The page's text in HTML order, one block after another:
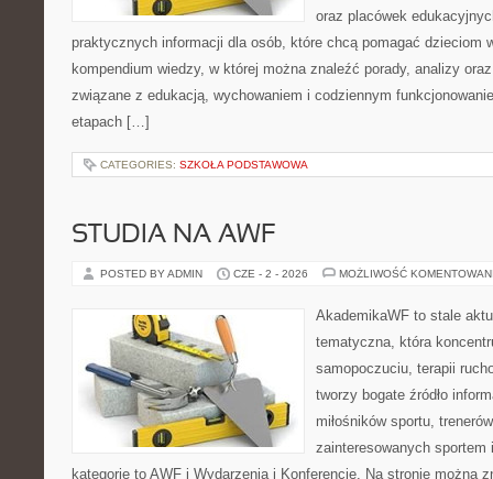
oraz placówek
praktycznych informacji dla osób, które chcą pomagać dzieciom
kompendium wiedzy, w której można znaleźć porady, analizy
związane z edukacją, wychowaniem i codziennym
etapach […]
CATEGORIES: SZKOŁA PODSTAWOWA
STUDIA NA AWF
POSTED BY ADMIN CZE - 2 - 2026 MOŻLIWOŚĆ
AkademikaWF to stale
tematyczna, która
samopoczuciu, terapii
tworzy bogate źródło
miłośników sportu,
zainteresowanych sportem
kategorie to AWF i Wydarzenia i Konferencje. Na stronie można